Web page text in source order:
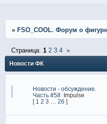
» FSO_COOL. Форум о
Новости ФК
Страница: 1 2 3 4 »
Новости - обсуждение.
Часть #58
Impulse
[ 1 2 3 26 ]